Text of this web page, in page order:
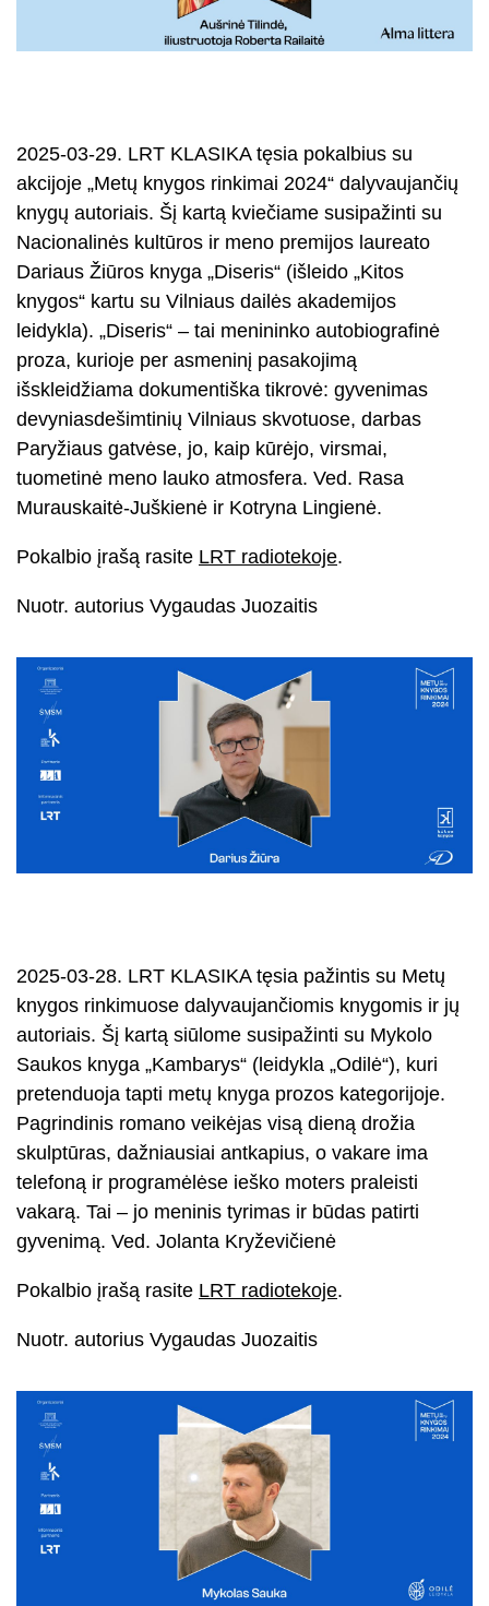
2025-03-29. LRT KLASIKA tęsia pokalbius su
akcijoje „Metų knygos rinkimai 2024“ dalyvaujančių
knygų autoriais. Šį kartą kviečiame susipažinti su
Nacionalinės kultūros ir meno premijos laureato
Dariaus Žiūros knyga „Diseris“ (išleido „Kitos
knygos“ kartu su Vilniaus dailės akademijos
leidykla). „Diseris“ – tai menininko autobiografinė
proza, kurioje per asmeninį pasakojimą
išskleidžiama dokumentiška tikrovė: gyvenimas
devyniasdešimtinių Vilniaus skvotuose, darbas
Paryžiaus gatvėse, jo, kaip kūrėjo, virsmai,
tuometinė meno lauko atmosfera. Ved. Rasa
Murauskaitė-Juškienė ir Kotryna Lingienė.
Pokalbio įrašą rasite LRT radiotekoje.
Nuotr. autorius Vygaudas Juozaitis
2025-03-28. LRT KLASIKA tęsia pažintis su Metų
knygos rinkimuose dalyvaujančiomis knygomis ir jų
autoriais. Šį kartą siūlome susipažinti su Mykolo
Saukos knyga „Kambarys“ (leidykla „Odilė“), kuri
pretenduoja tapti metų knyga prozos kategorijoje.
Pagrindinis romano veikėjas visą dieną drožia
skulptūras, dažniausiai antkapius, o vakare ima
telefoną ir programėlėse ieško moters praleisti
vakarą. Tai – jo meninis tyrimas ir būdas patirti
gyvenimą. Ved. Jolanta Kryževičienė
Pokalbio įrašą rasite LRT radiotekoje.
Nuotr. autorius Vygaudas Juozaitis